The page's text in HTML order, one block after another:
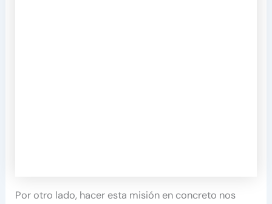
Por otro lado, hacer esta misión en concreto nos